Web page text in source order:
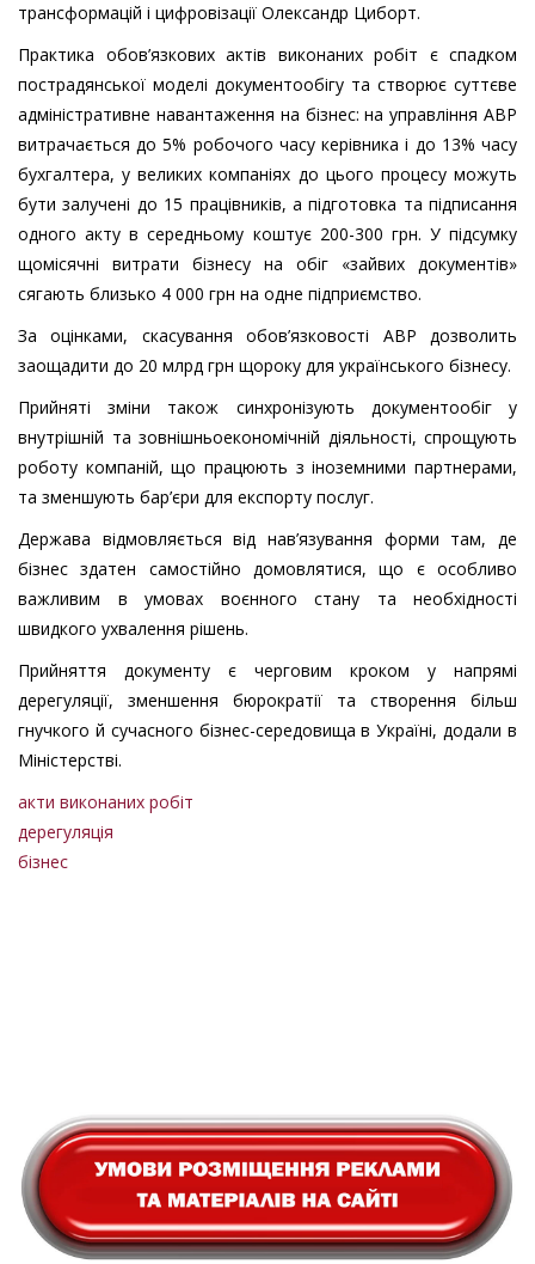
трансформацій і цифровізації Олександр Циборт.
Практика обов’язкових актів виконаних робіт є спадком
пострадянської моделі документообігу та створює суттєве
адміністративне навантаження на бізнес: на управління АВР
витрачається до 5% робочого часу керівника і до 13% часу
бухгалтера, у великих компаніях до цього процесу можуть
бути залучені до 15 працівників, а підготовка та підписання
одного акту в середньому коштує 200-300 грн. У підсумку
щомісячні витрати бізнесу на обіг «зайвих документів»
сягають близько 4 000 грн на одне підприємство.
За оцінками, скасування обов’язковості АВР дозволить
заощадити до 20 млрд грн щороку для українського бізнесу.
Прийняті зміни також синхронізують документообіг у
внутрішній та зовнішньоекономічній діяльності, спрощують
роботу компаній, що працюють з іноземними партнерами,
та зменшують бар’єри для експорту послуг.
Держава відмовляється від нав’язування форми там, де
бізнес здатен самостійно домовлятися, що є особливо
важливим в умовах воєнного стану та необхідності
швидкого ухвалення рішень.
Прийняття документу є черговим кроком у напрямі
дерегуляції, зменшення бюрократії та створення більш
гнучкого й сучасного бізнес-середовища в Україні, додали в
Міністерстві.
акти виконаних робіт
дерегуляція
бізнес